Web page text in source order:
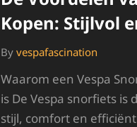
Kopen: Stijlvol
By vespafascination
Waarom een Vespa
is De Vespa snorfiets is
stijl, comfort en